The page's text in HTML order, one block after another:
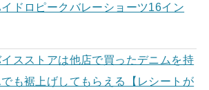
ドロピークバレーショーツ16イン
イスストアは他店で買ったデニムを持
も裾上げしてもらえる【レシートが